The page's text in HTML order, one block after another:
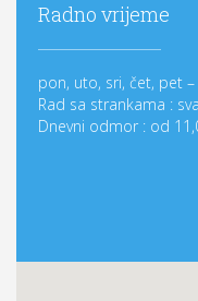
Radno vrijeme
pon, uto, sri, čet, pet –
Rad sa strankama :
Dnevni odmor : od